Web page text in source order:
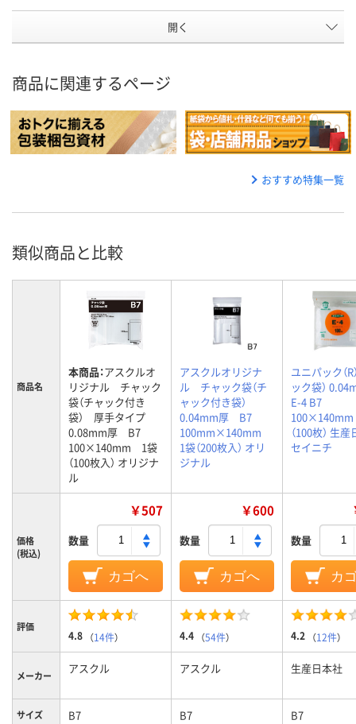
開く
商品に関連するページ
おすすめ特集一覧
類似商品と比較
商品名
本商品：アスクルオ
リジナル チャック
袋（チャック付き
袋） 厚手タイプ
0.08mm厚 B7
100×140mm 1袋
（100枚入） オリジナ
ル
アスクルオリジナ
ル チャック袋（チ
ャック付き袋）
0.04mm厚 B7
100mm×140mm
1袋（200枚入） オリ
ジナル
ユニパック（R
ック袋）
E-4 B7
100×140mm
（100枚） 生
セイニチ
価格
(税込)
￥507
数量
カゴへ
￥600
数量
カゴへ
数量
カ
評価
4.8 （14件） 4.4 （54件） 4.2 （12件）
メーカー アスクル アスクル 生産日本社
サイズ B7 B7 B7